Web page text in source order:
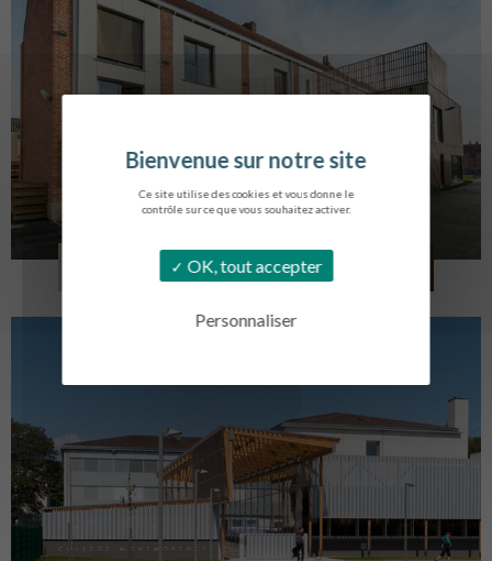
Ce site utilise des cookies et vous donne le
contrôle sur ce que vous souhaitez activer.
OK, tout accepter
Personnaliser
LOG. JEUNES TRAVAILLEURS